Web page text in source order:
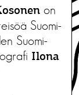
on
Suomi-
Suomi-
Ilona